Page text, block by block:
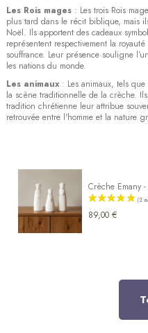
Les Rois mages : Les trois Rois
plus tard dans le récit biblique, mais
Noël. Ils apportent des cadeaux
représentent respectivement la
souffrance. Leur présence souligne
les nations du monde.
Les animaux : Les animaux, tels
la scène traditionnelle de la crèche.
tradition chrétienne leur attribue
retrouvée entre l'homme et la nature
Crèche Emany
89,00 €